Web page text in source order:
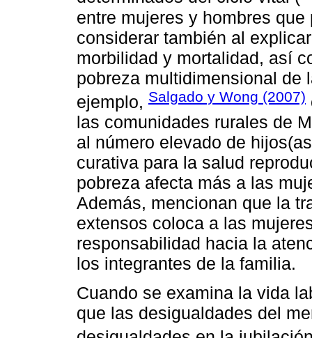
entre mujeres y hombres
considerar también al
morbilidad y mortalidad, así
pobreza multidimensional de
ejemplo, Salgado y Wong (2007)
las comunidades rurales de
al número elevado de
curativa para la salud
pobreza afecta más a las
Además, mencionan que la
extensos coloca a las
responsabilidad hacia la
los integrantes de la familia.
Cuando se examina la vida
que las desigualdades del